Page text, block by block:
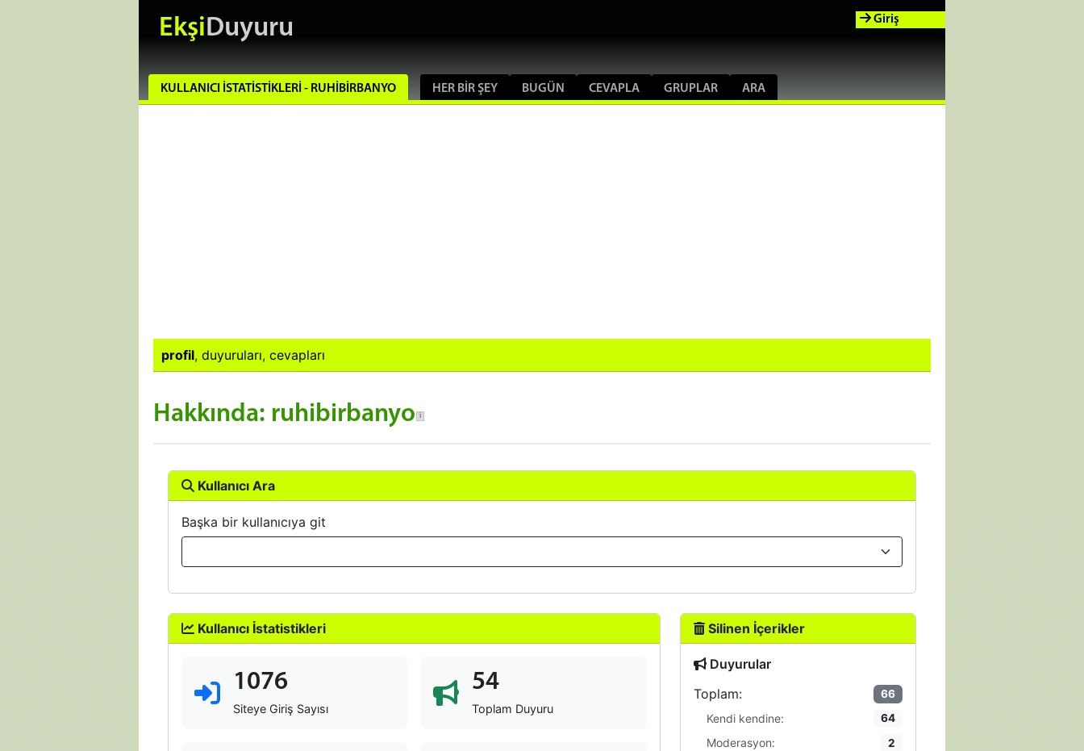
EkşiDuyuru
KULLANICI İSTATISTIKLERI - RUHIBIRBANYO HER BIR ŞEY BUGÜN CEVAPLA GRUPLAR ARA
Giriş
profil, duyuruları, cevapları
Hakkında: ruhibirbanyo
Kullanıcı Ara
Başka bir kullanıcıya git
Kullanıcı İstatistikleri
1076
Siteye Giriş Sayısı
54
Toplam Duyuru
Silinen İçerikler
Duyurular
Toplam:
66
Kendi kendine: 64
Moderasyon: 2